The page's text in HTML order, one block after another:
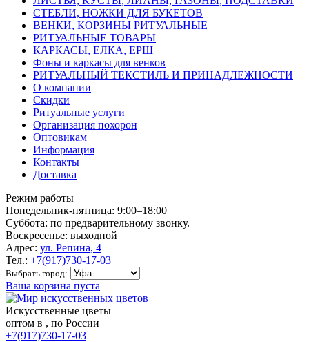
СТЕБЛИ, НОЖКИ ДЛЯ БУКЕТОВ
ВЕНКИ, КОРЗИНЫ РИТУАЛЬНЫЕ
РИТУАЛЬНЫЕ ТОВАРЫ
КАРКАСЫ, ЕЛКА, ЕРШ
Фоны и каркасы для венков
РИТУАЛЬНЫЙ ТЕКСТИЛЬ И ПРИНАДЛЕЖНОСТИ
О компании
Скидки
Ритуальные услуги
Организация похорон
Оптовикам
Информация
Контакты
Доставка
Режим работы
Понедельник-пятница: 9:00–18:00
Суббота: по предварительному звонку.
Воскресенье: выходной
Адрес: ул. Репина, 4
Тел.: +7(917)730-17-03
Выбрать город:
Ваша корзина пуста
Искусственные цветы
оптом в , по России
+7(917)730-17-03